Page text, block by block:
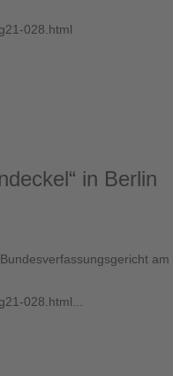
028.html
in Berlin
am
028.html...